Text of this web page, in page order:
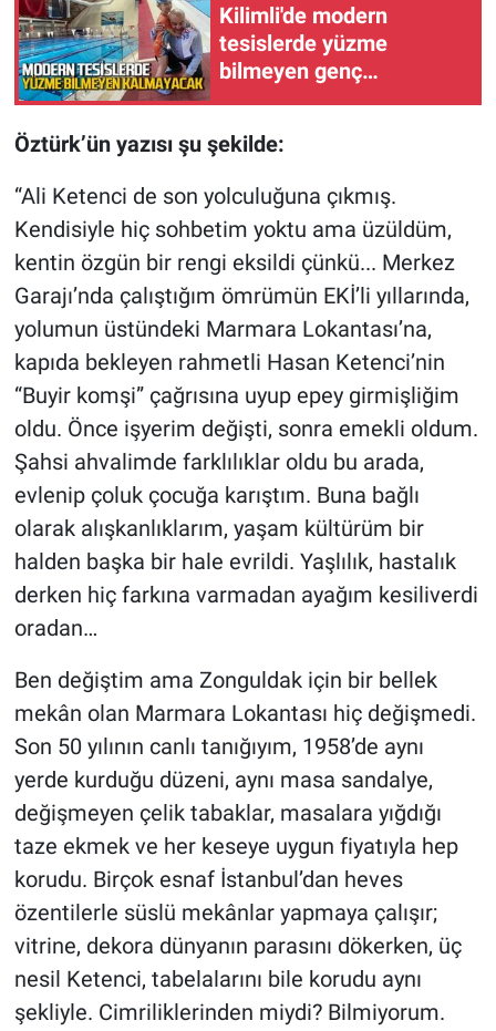
Kilimli'de modern
tesislerde yüzme
bilmeyen genç
Öztürk’ün yazısı şu şekilde:
“Ali Ketenci de son yolculuğuna çıkmış.
Kendisiyle hiç sohbetim yoktu ama üzüldüm,
kentin özgün bir rengi eksildi çünkü... Merkez
Garajı’nda çalıştığım ömrümün EKİ’li yıllarında,
yolumun üstündeki Marmara Lokantası’na,
kapıda bekleyen rahmetli Hasan Ketenci’nin
“Buyir komşi” çağrısına uyup epey girmişliğim
oldu. Önce işyerim değişti, sonra emekli oldum.
Şahsi ahvalimde farklılıklar oldu bu arada,
evlenip çoluk çocuğa karıştım. Buna bağlı
olarak alışkanlıklarım, yaşam kültürüm bir
halden başka bir hale evrildi. Yaşlılık, hastalık
derken hiç farkına varmadan ayağım kesiliverdi
oradan…
Ben değiştim ama Zonguldak için bir bellek
mekân olan Marmara Lokantası hiç değişmedi.
Son 50 yılının canlı tanığıyım, 1958’de aynı
yerde kurduğu düzeni, aynı masa sandalye,
değişmeyen çelik tabaklar, masalara yığdığı
taze ekmek ve her keseye uygun fiyatıyla hep
korudu. Birçok esnaf İstanbul’dan heves
özentilerle süslü mekânlar yapmaya çalışır;
vitrine, dekora dünyanın parasını dökerken, üç
nesil Ketenci, tabelalarını bile korudu aynı
şekliyle. Cimriliklerinden miydi? Bilmiyorum.